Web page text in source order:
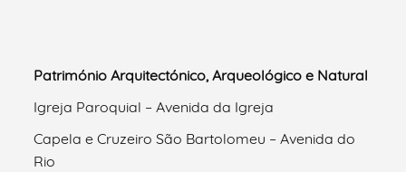
Património Arquitectónico, Arqueológico e Natural
Igreja Paroquial – Avenida da Igreja
Capela e Cruzeiro São Bartolomeu – Avenida do
Rio